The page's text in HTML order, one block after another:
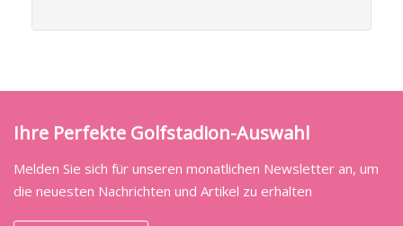
Ihre Perfekte Golfstadion-Auswahl
Melden Sie sich für unseren monatlichen Newsletter an, um
die neuesten Nachrichten und Artikel zu erhalten